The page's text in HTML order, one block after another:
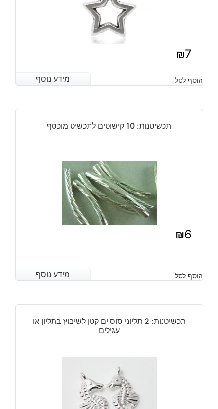
₪7
מידע נוסף הוסף לסל מידע נוסף
תכשיטנות: 10 קישוטים לתכשיט מוכסף
₪6
מידע נוסף הוסף לסל מידע נוסף
תכשיטנות: 2 תליוני סוס ים קטן לשיבוץ בתליון או
עגילים